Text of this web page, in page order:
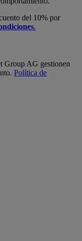
del 10% por
.
Group AG gestionen
Política de